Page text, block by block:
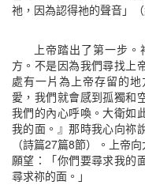
祂，因為認得祂的聲音」
上帝踏出了第一步
方。不是因為我們尋找上
處有一片為上帝存留的
愛，我們就會感到孤獨和
我們的內心呼喚。大衛如
我的面。』那時我心向祢
（詩篇27篇8節）。上帝
願望：「你們要尋求我的
尋求祢的面。」